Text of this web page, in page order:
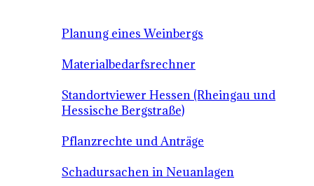
Planung eines Weinbergs
Materialbedarfsrechner
Standortviewer Hessen (Rheingau und
Hessische Bergstraße)
Pflanzrechte und Anträge
Schadursachen in Neuanlagen